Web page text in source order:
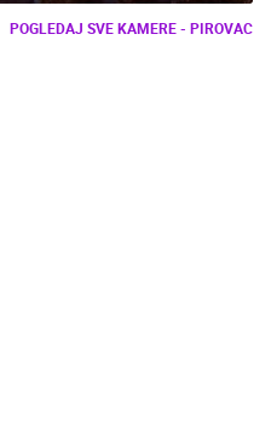
POGLEDAJ SVE KAMERE - PIROVAC